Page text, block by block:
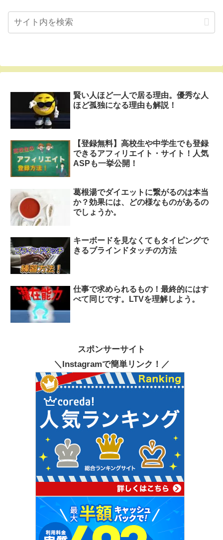
賢い人ほど一人で居る理由。優秀な人
ほど孤独になる理由も解説！
【登録無料】高校生や中学生でも登録
できるアフィリエイト・サイト！人気
ASPも一挙公開！
葛根湯でダイエットに繋がるのは本当
か？効果には、どの様なものがあるの
でしょうか。
キーボードを見なくてもタイピングで
きるブラインドタッチの方法
仕事で求められるもの！最終的にはす
べて同じです。LTVを理解しよう。
スポンサーサイト
＼Instagramで簡単リンク！／